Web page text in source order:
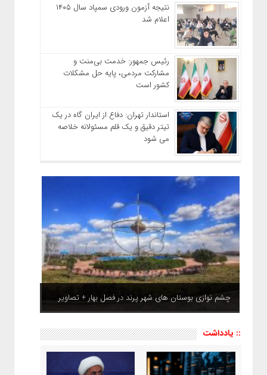
نتیجه آزمون ورودی سمپاد سال ۱۴۰۵
اعلام شد
رئیس جمهور: خدمت بی‌منت و
مشارکت مردمی، پایه حل مشکلات
کشور است
استاندار تهران: دفاع از ایران گاه در یک
تیتر دقیق و یک قلم مسئولانه خلاصه
می شود
چشم نوازی بوستان های شهر پرند در فصل بهار + تصاویر
:: یادداشت